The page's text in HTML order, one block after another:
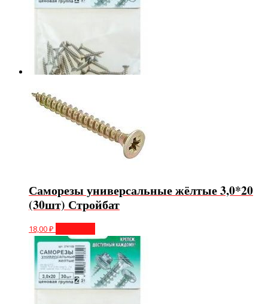
Саморезы универсальные жёлтые 3,0*20
(30шт) Стройбат
18,00₽